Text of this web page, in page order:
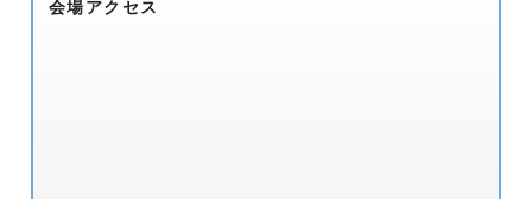
会場アクセス